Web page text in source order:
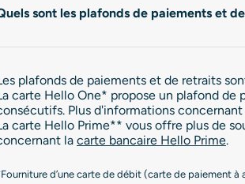
sont les plafonds de paiements et
plafonds de paiements et de retraits
carte Hello One* propose un plafond
Plus d'informations concernant
carte Hello Prime** vous offre plus de
la carte bancaire Hello Prime.
d’une carte de débit (carte de paiement